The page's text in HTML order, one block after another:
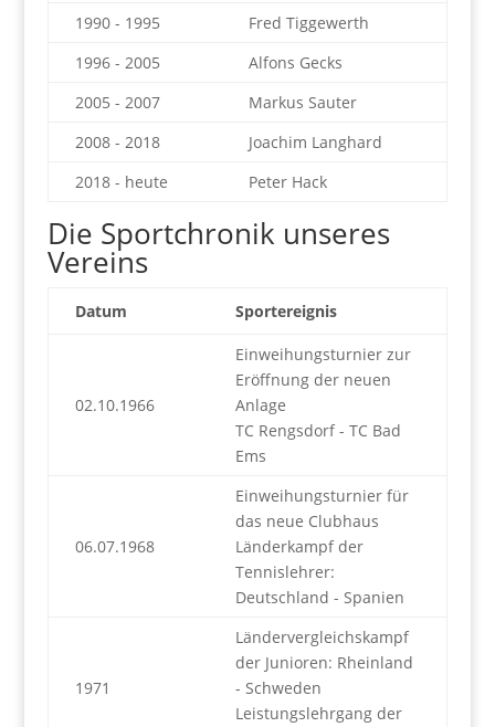
1990 - 1995
Fred Tiggewerth
1996 - 2005
Alfons Gecks
2005 - 2007
Markus Sauter
2008 - 2018
Joachim Langhard
2018 - heute
Peter Hack
Die Sportchronik unseres
Vereins
Datum Sportereignis
02.10.1966
Einweihungsturnier zur
Eröffnung der neuen
Anlage
TC Rengsdorf - TC Bad
Ems
06.07.1968
Einweihungsturnier für
das neue Clubhaus
Länderkampf der
Tennislehrer:
Deutschland - Spanien
1971
Ländervergleichskampf
der Junioren: Rheinland
- Schweden
Leistungslehrgang der